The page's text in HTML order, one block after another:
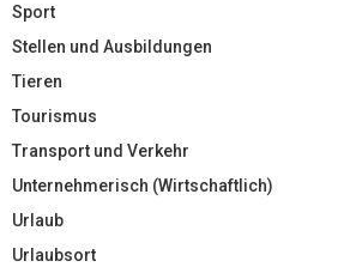
Sport
Stellen und Ausbildungen
Tieren
Tourismus
Transport und Verkehr
Unternehmerisch (Wirtschaftlich)
Urlaub
Urlaubsort